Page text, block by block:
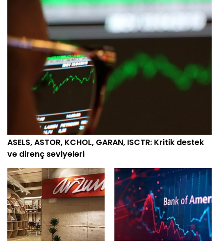
ASELS, ASTOR, KCHOL, GARAN, ISCTR: Kritik destek
ve direnç seviyeleri